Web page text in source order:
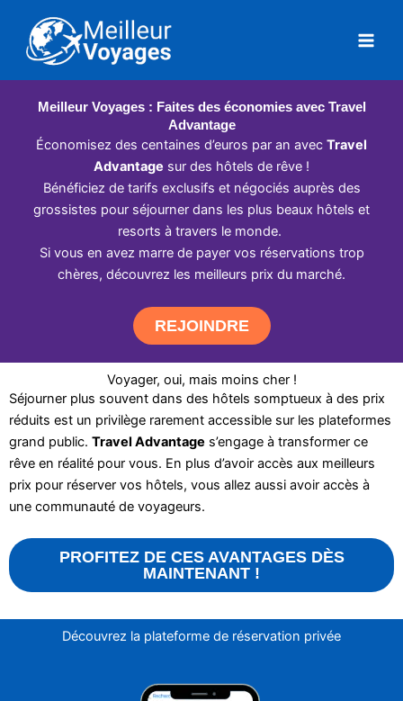
contenu
Meilleur Voyages : Faites des économies avec Travel
Advantage
Économisez des centaines d’euros par an avec Travel
Advantage sur des hôtels de rêve !
Bénéficiez de tarifs exclusifs et négociés auprès des
grossistes pour séjourner dans les plus beaux hôtels et
resorts à travers le monde.
Si vous en avez marre de payer vos réservations trop
chères, découvrez les meilleurs prix du marché.
REJOINDRE
Voyager, oui, mais moins cher !
Séjourner plus souvent dans des hôtels somptueux à des prix
réduits est un privilège rarement accessible sur les plateformes
grand public. Travel Advantage s’engage à transformer ce
rêve en réalité pour vous. En plus d’avoir accès aux meilleurs
prix pour réserver vos hôtels, vous allez aussi avoir accès à
une communauté de voyageurs.
PROFITEZ DE CES AVANTAGES DÈS
MAINTENANT !
Découvrez la plateforme de réservation privée